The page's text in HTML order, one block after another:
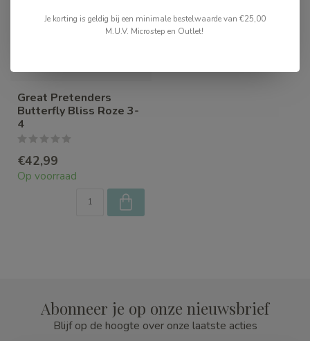
Great Pretenders
Butterfly Bliss Roze 3-
4
€42,99
Op voorraad
Abonneer je op onze nieuwsbrief
Blijf op de hoogte over onze laatste acties
Je korting is geldig bij een minimale bestelwaarde van €25,00
M.U.V. Microstep en Outlet!